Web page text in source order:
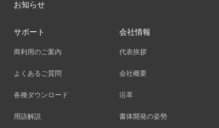
お知らせ
サポート
商利用のご案内
よくあるご質問
各種ダウンロード
用語解説
会社情報
代表挨拶
会社概要
沿革
書体開発の姿勢